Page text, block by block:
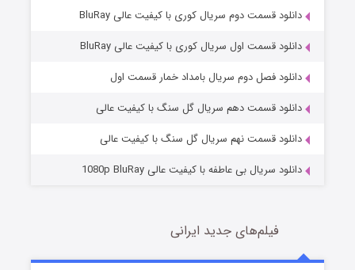
مردگان متحرک: شهر مرده ۳
قسمت2 (زیرنویس) منتشر شد
دانلود قسمت دوم سریال کوری با کیفیت عالی BluRay
دانلود قسمت اول سریال کوری با کیفیت عالی BluRay
دانلود فصل دوم سریال بامداد خمار قسمت اول
دانلود قسمت دهم سریال گل سنگ با کیفیت عالی
دانلود قسمت نهم سریال گل سنگ با کیفیت عالی
دانلود سریال بی عاطفه با کیفیت عالی 1080p BluRay
فیلم‌های جدید ایرانی